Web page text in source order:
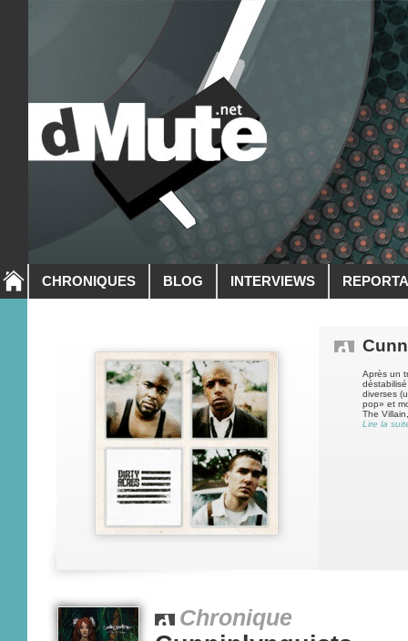
CHRONIQUES BLOG INTERVIEWS
Après un
diverses
pop» et
The
Lire la
Chronique